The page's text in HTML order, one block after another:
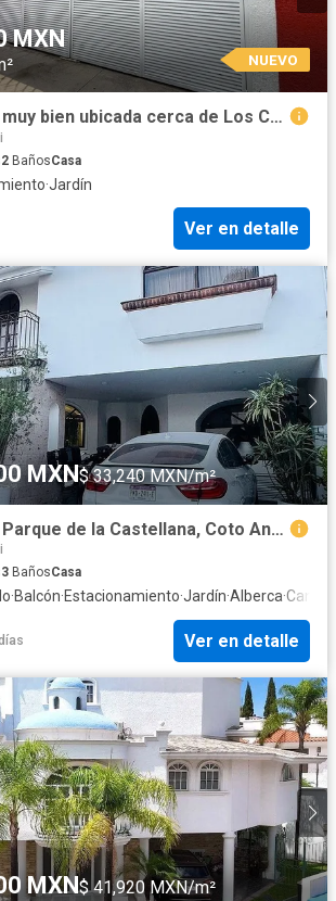
MXN
NUEVO
Casa en venta, muy bien ubicada cerca de Los Cubos
2 BañosCasa
·Jardín
Ver en detalle
MXN$ 33,240 MXN/m²
Casa en venta, Parque de la Castellana, Coto Andalucía
3 BañosCasa
·Balcón·Estacionamiento·Jardín·Alberca·
Ver en detalle
MXN$ 41,920 MXN/m²